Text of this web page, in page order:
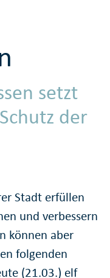
setzt
der
Stadt erfüllen
und verbessern
können aber
folgenden
(21.03.) elf